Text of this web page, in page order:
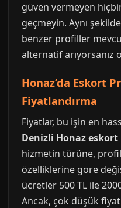
güven vermeyen
geçmeyin. Aynı şekilde
benzer profiller
alternatif arıyorsanız
Honaz’da Eskort
Fiyatlandırma
Fiyatlar, bu işin en
Denizli Honaz eskort
hizmetin türüne,
özelliklerine göre
ücretler 500 TL ile
Ancak, çok düşük